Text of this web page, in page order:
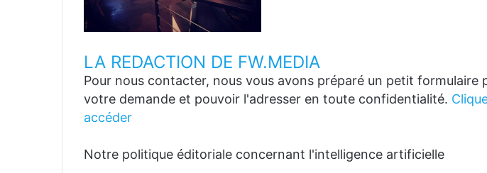
LA REDACTION DE FW.MEDIA
Pour nous contacter, nous vous avons préparé un petit formulaire
votre demande et pouvoir l'adresser en toute confidentialité.
accéder
Notre politique éditoriale concernant l'intelligence artificielle